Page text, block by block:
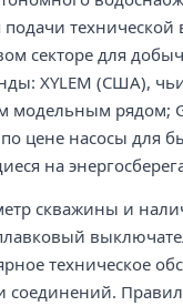
секторе для
XYLEM (США),
модельным
цене насосы для
на
скважины и
техническое
соединений.